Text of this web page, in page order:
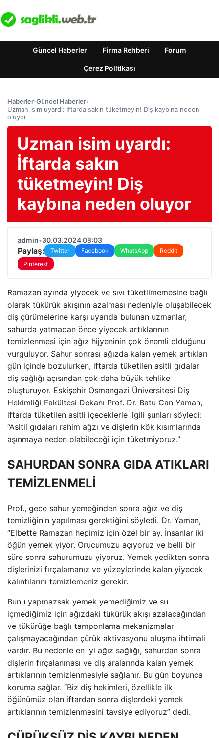
Güncel Haberler Firma Rehberi Forum
Çerez Politikası
Haberler›Güncel Haberler›
Uzman isim uyardı: İftarda sakın tüketmeyin! Diş kaybına neden
oluyor
Uzman isim uyardı:
İftarda sakın
tüketmeyin! Diş
kaybına neden oluyor
admin•30.03.2024 08:03
Paylaş: Twitter Facebook WhatsApp
Reddit
Pinterest
Ramazan ayında yiyecek ve sıvı tüketilmemesine bağlı
olarak tükürük akışının azalması nedeniyle oluşabilecek
diş çürümelerine karşı uyarıda bulunan uzmanlar,
sahurda yatmadan önce yiyecek artıklarının
temizlenmesi için ağız hijyeninin çok önemli olduğunu
vurguluyor. Sahur sonrası ağızda kalan yemek artıkları
gün içinde bozulurken, iftarda tüketilen asitli gıdalar
diş sağlığı açısından çok daha büyük tehlike
oluşturuyor. Eskişehir Osmangazi Üniversitesi Diş
Hekimliği Fakültesi Dekanı Prof. Dr. Batu Can Yaman,
iftarda tüketilen asitli içeceklerle ilgili şunları söyledi:
“Asitli gıdaları rahim ağzı ve dişlerin kök kısımlarında
aşınmaya neden olabileceği için tüketmiyoruz.”
SAHURDAN SONRA GIDA ATIKLARI
TEMİZLENMELİ
Prof., gece sahur yemeğinden sonra ağız ve diş
temizliğinin yapılması gerektiğini söyledi. Dr. Yaman,
“Elbette Ramazan hepimiz için özel bir ay. İnsanlar iki
öğün yemek yiyor. Orucumuzu açıyoruz ve belli bir
süre sonra sahurumuzu yiyoruz. Yemek yedikten sonra
dişlerinizi fırçalamanız ve yüzeylerinde kalan yiyecek
kalıntılarını temizlemeniz gerekir.
Bunu yapmazsak yemek yemediğimiz ve su
içmediğimiz için ağızdaki tükürük akışı azalacağından
ve tükürüğe bağlı tamponlama mekanizmaları
çalışmayacağından çürük aktivasyonu oluşma ihtimali
vardır. Bu nedenle en iyi ağız sağlığı, sahurdan sonra
dişlerin fırçalanması ve diş aralarında kalan yemek
artıklarının temizlenmesiyle sağlanır. Bu gün boyunca
koruma sağlar. “Biz diş hekimleri, özellikle ilk
öğünümüz olan iftardan sonra dişlerdeki yemek
artıklarının temizlenmesini tavsiye ediyoruz” dedi.